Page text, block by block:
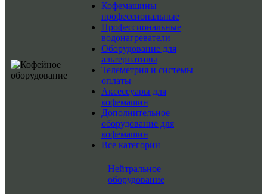
Кофемашины
профессиональные
Профессиональные
водонагреватели
Оборудование для
альтернативы
Телеметрия и системы
оплаты
Аксессуары для
кофемашин
Дополнительное
оборудование для
кофемашин
Все категории
Нейтральное
оборудование